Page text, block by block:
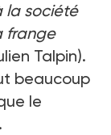
la société
frange
Talpin).
beaucoup
le